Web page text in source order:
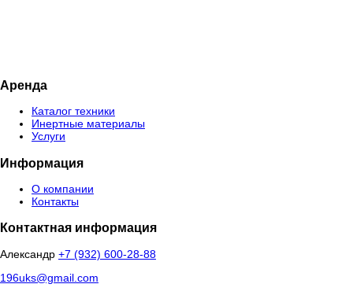
Аренда
Каталог техники
Инертные материалы
Услуги
Информация
О компании
Контакты
Контактная информация
Александр +7 (932) 600-28-88
196uks@gmail.com